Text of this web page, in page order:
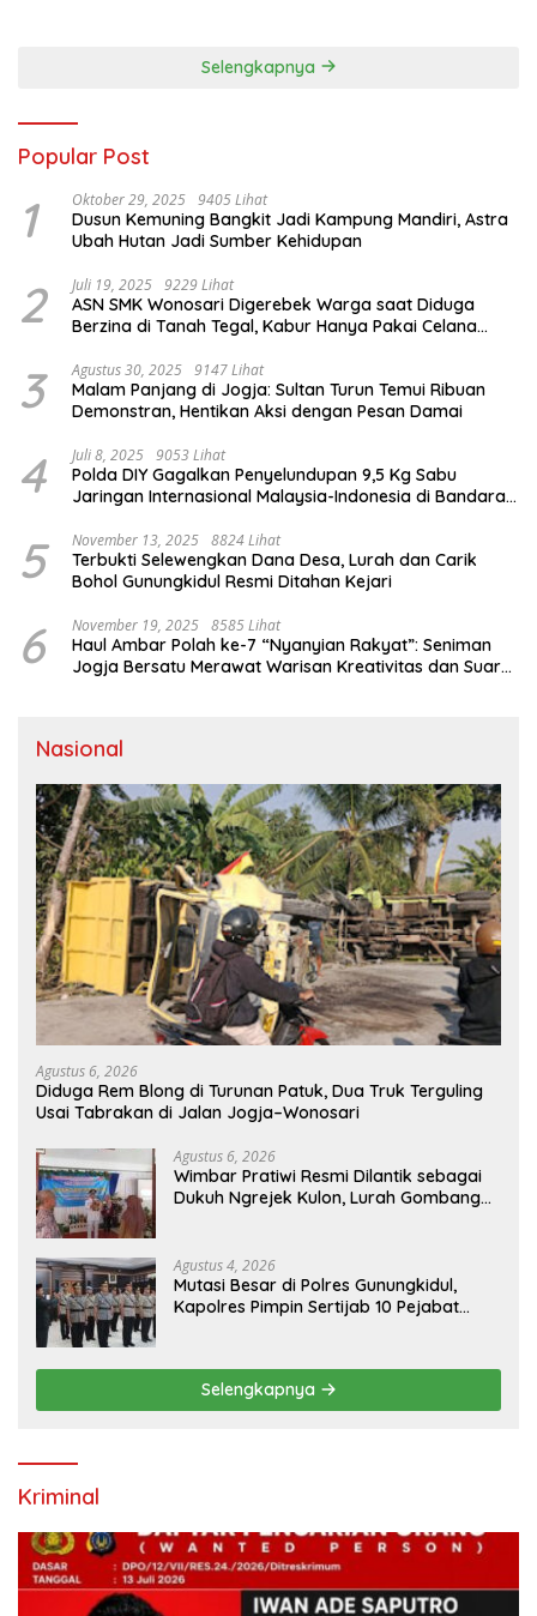
Selengkapnya
Popular Post
1 Oktober 29, 2025 9405 Lihat
Dusun Kemuning Bangkit Jadi Kampung Mandiri, Astra
Ubah Hutan Jadi Sumber Kehidupan
2 Juli 19, 2025 9229 Lihat
ASN SMK Wonosari Digerebek Warga saat Diduga
Berzina di Tanah Tegal, Kabur Hanya Pakai Celana
3 Agustus 30, 2025 9147 Lihat
Malam Panjang di Jogja: Sultan Turun Temui Ribuan
Demonstran, Hentikan Aksi dengan Pesan Damai
4 Juli 8, 2025 9053 Lihat
Polda DIY Gagalkan Penyelundupan 9,5 Kg Sabu
Jaringan Internasional Malaysia-Indonesia di Bandara
5 November 13, 2025 8824 Lihat
Terbukti Selewengkan Dana Desa, Lurah dan Carik
Bohol Gunungkidul Resmi Ditahan Kejari
6 November 19, 2025 8585 Lihat
Haul Ambar Polah ke-7 “Nyanyian Rakyat”: Seniman
Jogja Bersatu Merawat Warisan Kreativitas dan Suara
Nasional
Agustus 6, 2026
Diduga Rem Blong di Turunan Patuk, Dua Truk Terguling
Usai Tabrakan di Jalan Jogja–Wonosari
Agustus 6, 2026
Wimbar Pratiwi Resmi Dilantik sebagai
Dukuh Ngrejek Kulon, Lurah Gombang
Agustus 4, 2026
Mutasi Besar di Polres Gunungkidul,
Kapolres Pimpin Sertijab 10 Pejabat
Selengkapnya
Kriminal